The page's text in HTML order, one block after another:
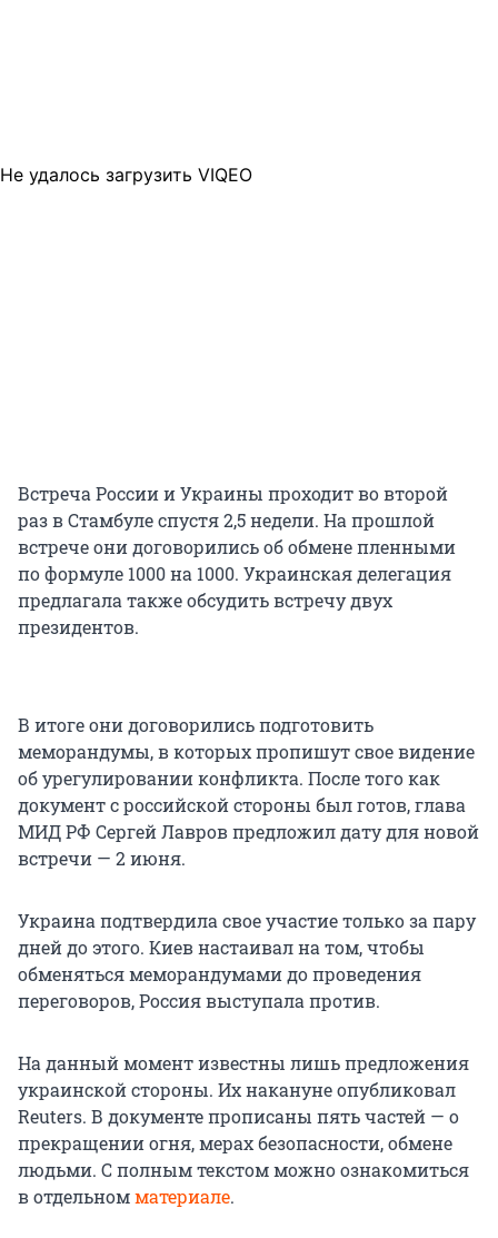
Не удалось загрузить VIQEO
Встреча России и Украины проходит во второй
раз в Стамбуле спустя 2,5 недели. На прошлой
встрече они договорились об обмене пленными
по формуле 1000 на 1000. Украинская делегация
предлагала также обсудить встречу двух
президентов.
В итоге они договорились подготовить
меморандумы, в которых пропишут свое видение
об урегулировании конфликта. После того как
документ с российской стороны был готов, глава
МИД РФ Сергей Лавров предложил дату для новой
встречи — 2 июня.
Украина подтвердила свое участие только за пару
дней до этого. Киев настаивал на том, чтобы
обменяться меморандумами до проведения
переговоров, Россия выступала против.
На данный момент известны лишь предложения
украинской стороны. Их накануне опубликовал
Reuters. В документе прописаны пять частей — о
прекращении огня, мерах безопасности, обмене
людьми. С полным текстом можно ознакомиться
в отдельномматериале.